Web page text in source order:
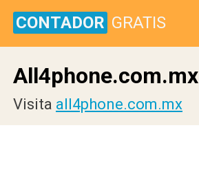
CONTADOR GRATIS
All4phone.com.mx
Visita all4phone.com.mx